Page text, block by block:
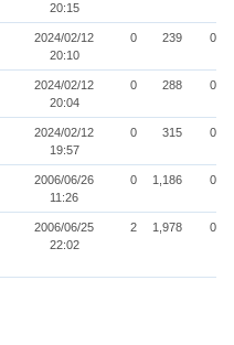
20:15
2024/02/12
20:10
0 239 0
2024/02/12
20:04
0 288 0
2024/02/12
19:57
0 315 0
2006/06/26
11:26
0 1,186 0
2006/06/25
22:02
2 1,978 0